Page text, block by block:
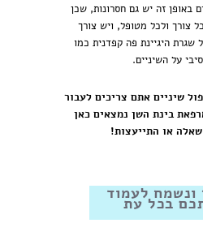
באופן זה יש גם חסרונות, שכן
צורך ולכל מטופל, ויש צורך
שגרת היגיינת פה קפדנית כמו
על השיניים.
שיניים אתם צריכים לעבור
בינת השן נמצאים כאן
או התייעצות!
ונשמח לעמוד
בכל עת